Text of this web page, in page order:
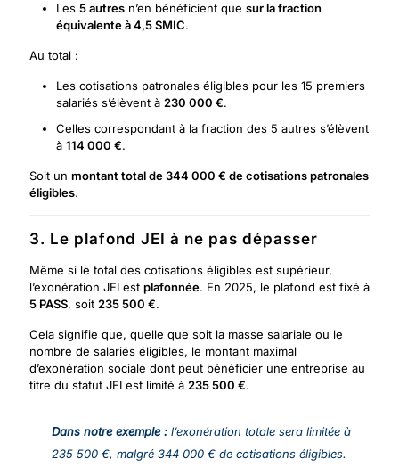
Les 5 autres n’en bénéficient que sur la fraction
équivalente à 4,5 SMIC.
Au total :
Les cotisations patronales éligibles pour les 15 premiers
salariés s’élèvent à 230 000 €.
Celles correspondant à la fraction des 5 autres s’élèvent
à 114 000 €.
Soit un montant total de 344 000 € de cotisations patronales
éligibles.
3. Le plafond JEI à ne pas dépasser
Même si le total des cotisations éligibles est supérieur,
l’exonération JEI est plafonnée. En 2025, le plafond est fixé à
5 PASS, soit 235 500 €.
Cela signifie que, quelle que soit la masse salariale ou le
nombre de salariés éligibles, le montant maximal
d’exonération sociale dont peut bénéficier une entreprise au
titre du statut JEI est limité à 235 500 €.
Dans notre exemple : l’exonération totale sera limitée à
235 500 €, malgré 344 000 € de cotisations éligibles.